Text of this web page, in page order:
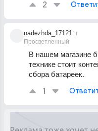
2
nadezhda_17121
Просветленный
1г
В нашем магазине
технике стоит
сбора батареек.
1